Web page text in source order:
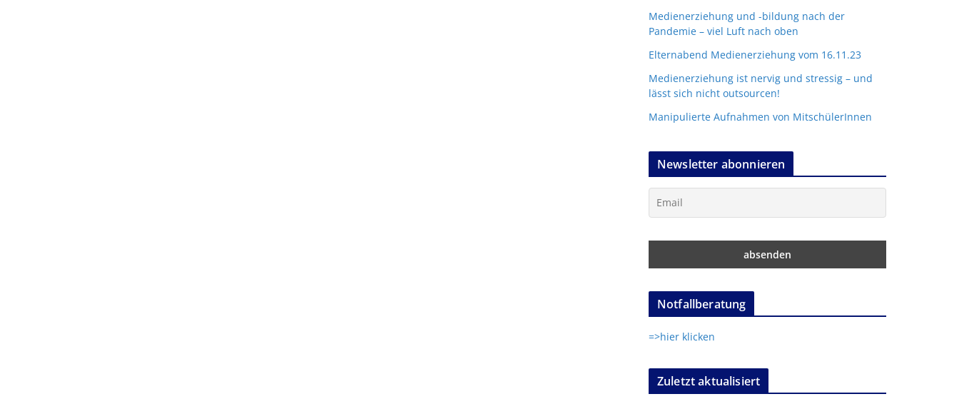
Medienerziehung und -bildung nach der
Pandemie – viel Luft nach oben
Elternabend Medienerziehung vom 16.11.23
Medienerziehung ist nervig und stressig – und
lässt sich nicht outsourcen!
Manipulierte Aufnahmen von MitschülerInnen
Newsletter abonnieren
Notfallberatung
=>hier klicken
Zuletzt aktualisiert